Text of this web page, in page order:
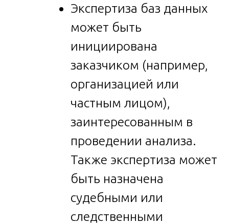
Экспертиза баз данных
может быть
инициирована
заказчиком (например,
организацией или
частным лицом),
заинтересованным в
проведении анализа.
Также экспертиза может
быть назначена
судебными или
следственными